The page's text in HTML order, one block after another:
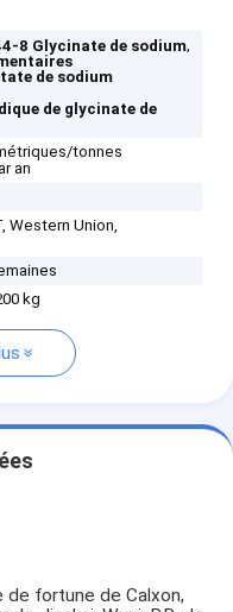
8 Glycinate de sodium,
de sodium
de glycinate de
tonnes
an
Western Union,
kg
fortune de Calxon,